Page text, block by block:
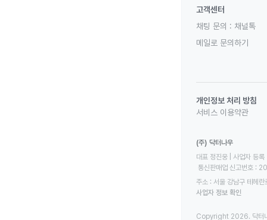
고객센터
채팅 문의 : 채널톡
메일로 문의하기
개인정보 처리 방침
서비스 이용약관
(주) 닥터나우
대표 정진웅 | 사업자
통신판매업 신고번호
주소 : 서울 강남구 테헤
사업자 정보 확인
Copyright 2026. 닥터